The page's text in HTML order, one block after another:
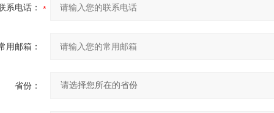
系电话：
用邮箱：
省份：